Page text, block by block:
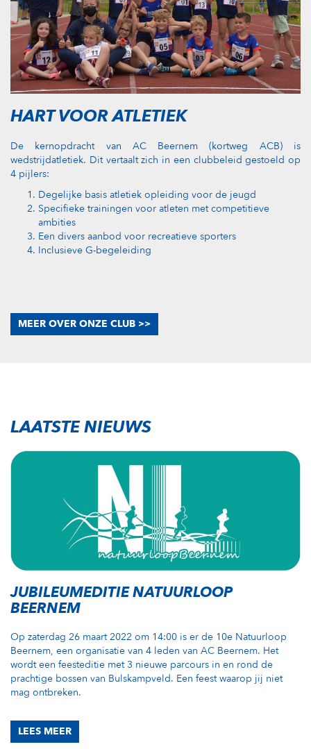
HART VOOR ATLETIEK
De kernopdracht van AC Beernem (kortweg ACB) is
wedstrijdatletiek. Dit vertaalt zich in een clubbeleid gestoeld op
4 pijlers:
Degelijke basis atletiek opleiding voor de jeugd
Specifieke trainingen voor atleten met competitieve
ambities
Een divers aanbod voor recreatieve sporters
Inclusieve G-begeleiding
MEER OVER ONZE CLUB >>
LAATSTE NIEUWS
JUBILEUMEDITIE NATUURLOOP
BEERNEM
Op zaterdag 26 maart 2022 om 14:00 is er de 10e Natuurloop
Beernem, een organisatie van 4 leden van AC Beernem. Het
wordt een feesteditie met 3 nieuwe parcours in en rond de
prachtige bossen van Bulskampveld. Een feest waarop jij niet
mag ontbreken.
LEES MEER